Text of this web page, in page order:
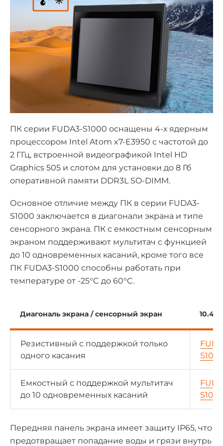
ПК серии FUDA3-S1000 оснащены 4-х ядерным
процессором Intel Atom x7-E3950 с частотой до
2 ГГц, встроенной видеографикой Intel HD
Graphics 505 и слотом для установки до 8 Гб
оперативной памяти DDR3L SO-DIMM.
Основное отличие между ПК в серии FUDA3-
S1000 заключается в диагонали экрана и типе
сенсорного экрана. ПК с емкостным сенсорным
экраном поддерживают мультитач с функцией
до 10 одновременных касаний, кроме того все
ПК FUDA3-S1000 способны работать при
температуре от -25°C до 60°C.
Диагональ экрана / сенсорный экран 10.4″
Резистивный с поддержкой только
одного касания
S1012
Емкостный с поддержкой мультитач
до 10 одновременных касаний
S1022
Передняя панель экрана имеет защиту IP65, что
предотвращает попадание воды и грязи внутрь